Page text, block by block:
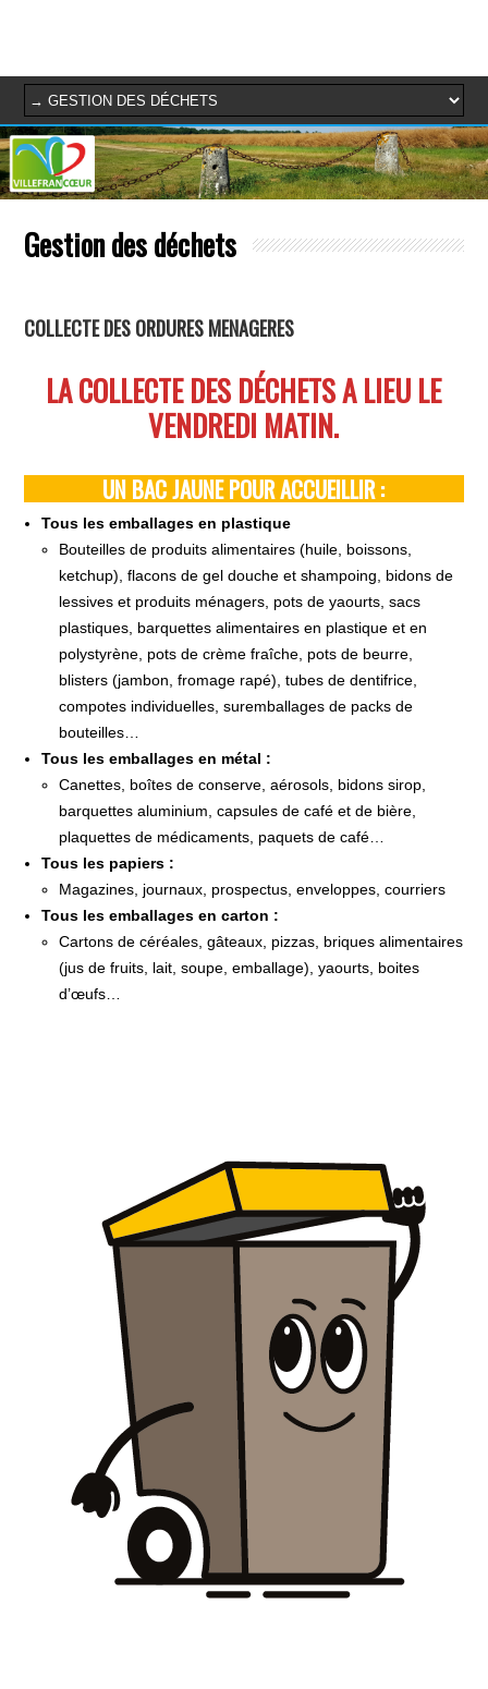
Gestion des déchets
COLLECTE DES ORDURES MENAGERES
LA COLLECTE DES DÉCHETS A LIEU LE
VENDREDI MATIN.
UN BAC JAUNE POUR ACCUEILLIR :
Tous les emballages en plastique
Bouteilles de produits alimentaires (huile, boissons,
ketchup), flacons de gel douche et shampoing, bidons de
lessives et produits ménagers, pots de yaourts, sacs
plastiques, barquettes alimentaires en plastique et en
polystyrène, pots de crème fraîche, pots de beurre,
blisters (jambon, fromage rapé), tubes de dentifrice,
compotes individuelles, suremballages de packs de
bouteilles…
Tous les emballages en métal :
Canettes, boîtes de conserve, aérosols, bidons sirop,
barquettes aluminium, capsules de café et de bière,
plaquettes de médicaments, paquets de café…
Tous les papiers :
Magazines, journaux, prospectus, enveloppes, courriers
Tous les emballages en carton :
Cartons de céréales, gâteaux, pizzas, briques alimentaires
(jus de fruits, lait, soupe, emballage), yaourts, boites
d’œufs…